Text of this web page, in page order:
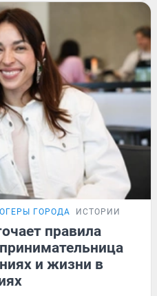
ГОРОДА ИСТОРИИ
правила
и жизни в